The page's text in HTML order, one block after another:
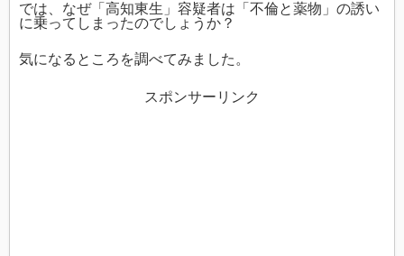
では、なぜ「高知東生」容疑者は「不倫と薬物」の誘い
に乗ってしまったのでしょうか？
気になるところを調べてみました。
スポンサーリンク